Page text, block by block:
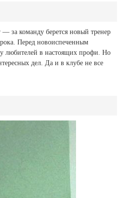
за команду берется новый тренер
Перед новоиспеченным
любителей в настоящих профи. Но
дел. Да и в клубе не все